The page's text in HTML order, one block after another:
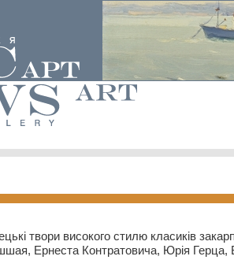
твори високого стилю класиків
Ернеста Контратовича, Юрія